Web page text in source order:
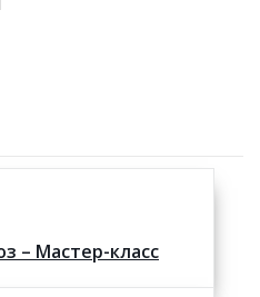
– Мастер-класс